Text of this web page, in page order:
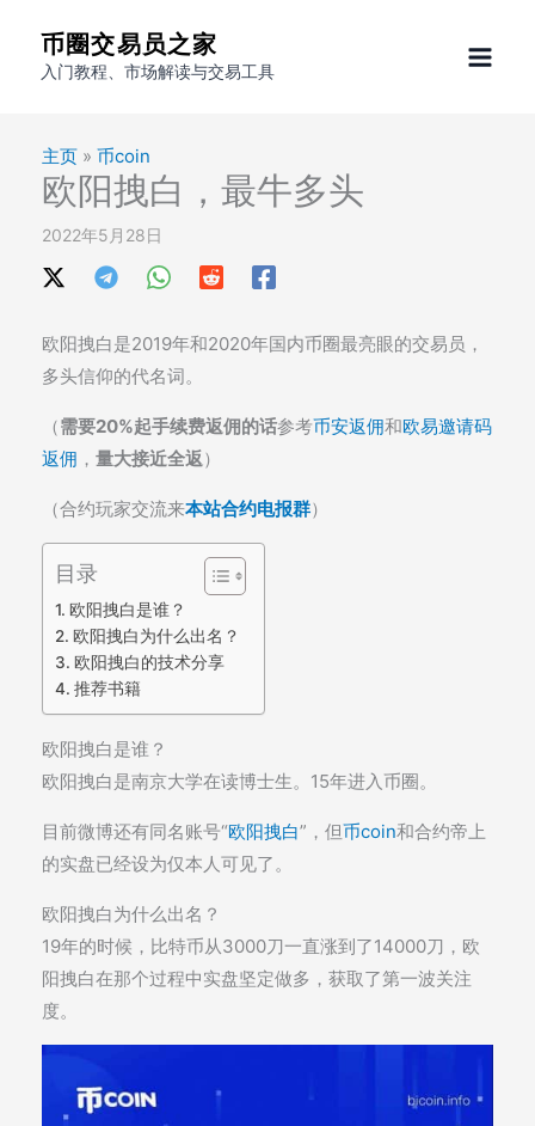
币圈交易员之家
入门教程、市场解读与交易工具
主页 » 币coin
欧阳拽白，最牛多头
2022年5月28日
欧阳拽白是2019年和2020年国内币圈最亮眼的交易员，
多头信仰的代名词。
（需要20%起手续费返佣的话参考币安返佣和欧易邀请码
返佣 ， 量大接近全返）
（合约玩家交流来本站合约电报群）
目录
欧阳拽白是谁？
欧阳拽白为什么出名？
欧阳拽白的技术分享
推荐书籍
欧阳拽白是谁？
欧阳拽白是南京大学在读博士生。15年进入币圈。
目前微博还有同名账号“欧阳拽白”，但币coin和合约帝上
的实盘已经设为仅本人可见了。
欧阳拽白为什么出名？
19年的时候，比特币从3000刀一直涨到了14000刀，欧
阳拽白在那个过程中实盘坚定做多，获取了第一波关注
度。